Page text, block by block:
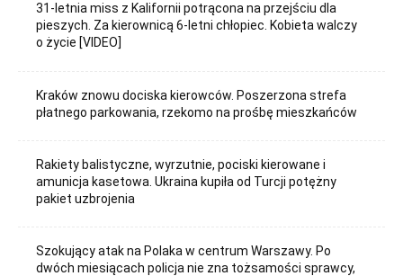
31-letnia miss z Kalifornii potrącona na przejściu dla
pieszych. Za kierownicą 6-letni chłopiec. Kobieta walczy
o życie [VIDEO]
Kraków znowu dociska kierowców. Poszerzona strefa
płatnego parkowania, rzekomo na prośbę mieszkańców
Rakiety balistyczne, wyrzutnie, pociski kierowane i
amunicja kasetowa. Ukraina kupiła od Turcji potężny
pakiet uzbrojenia
Szokujący atak na Polaka w centrum Warszawy. Po
dwóch miesiącach policja nie zna tożsamości sprawcy,